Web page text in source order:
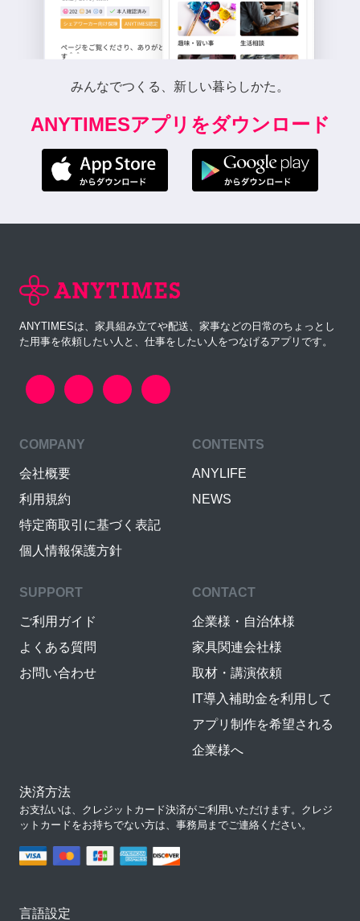
みんなでつくる、新しい暮らしかた。
ANYTIMESアプリをダウンロード
ANYTIMESは、家具組み立てや配送、家事などの日常のちょっとし
た用事を依頼したい人と、仕事をしたい人をつなげるアプリです。
COMPANY
会社概要
利用規約
特定商取引に基づく表記
個人情報保護方針
CONTENTS
ANYLIFE
NEWS
SUPPORT
ご利用ガイド
よくある質問
お問い合わせ
CONTACT
企業様・自治体様
家具関連会社様
取材・講演依頼
IT導入補助金を利用して
アプリ制作を希望される
企業様へ
決済方法
お支払いは、クレジットカード決済がご利用いただけます。クレジ
ットカードをお持ちでない方は、事務局までご連絡ください。
言語設定